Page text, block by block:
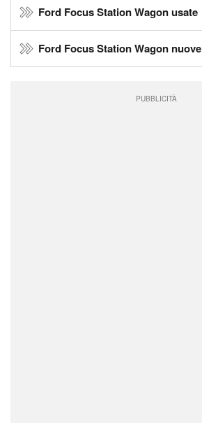
Ford Focus Station Wagon usate
Ford Focus Station Wagon nuove
PUBBLICITÀ